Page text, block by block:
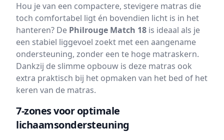
Hou je van een compactere, stevigere matras die
toch comfortabel ligt én bovendien licht is in het
hanteren? De Philrouge Match 18 is ideaal als je
een stabiel liggevoel zoekt met een aangename
ondersteuning, zonder een te hoge matraskern.
Dankzij de slimme opbouw is deze matras ook
extra praktisch bij het opmaken van het bed of het
keren van de matras.
7-zones voor optimale
lichaamsondersteuning